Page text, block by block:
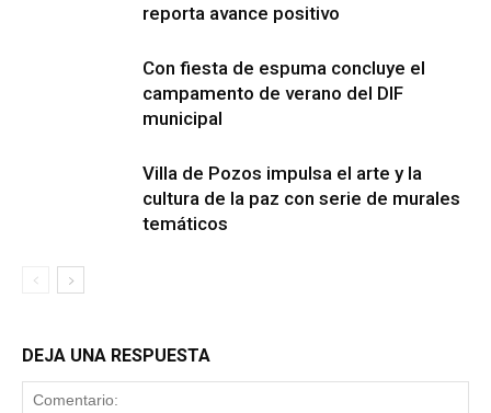
reporta avance positivo
Con fiesta de espuma concluye el
campamento de verano del DIF
municipal
Villa de Pozos impulsa el arte y la
cultura de la paz con serie de murales
temáticos
DEJA UNA RESPUESTA